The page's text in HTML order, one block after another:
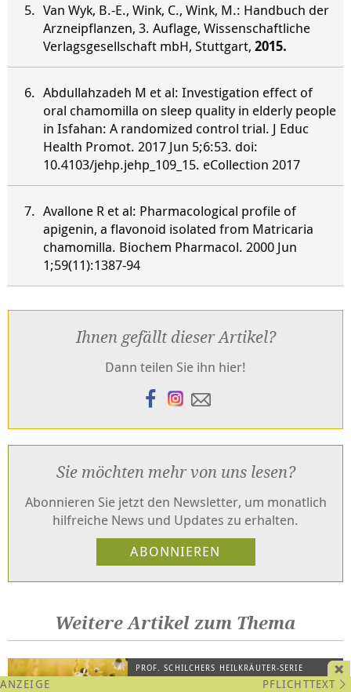
Van Wyk, B.-E., Wink, C., Wink, M.: Handbuch der
Arzneipflanzen, 3. Auflage, Wissenschaftliche
Verlagsgesellschaft mbH, Stuttgart, 2015.
Abdullahzadeh M et al: Investigation effect of
oral chamomilla on sleep quality in elderly people
in Isfahan: A randomized control trial. J Educ
Health Promot. 2017 Jun 5;6:53. doi:
10.4103/jehp.jehp_109_15. eCollection 2017
Avallone R et al: Pharmacological profile of
apigenin, a flavonoid isolated from Matricaria
chamomilla. Biochem Pharmacol. 2000 Jun
1;59(11):1387-94
Ihnen gefällt dieser Artikel?
Dann teilen Sie ihn hier!
Sie möchten mehr von uns lesen?
Abonnieren Sie jetzt den Newsletter, um monatlich
hilfreiche News und Updates zu erhalten.
Weitere Artikel zum Thema
PROF. SCHILCHERS HEILKRÄUTER-SERIE
PFLICHTTEXT